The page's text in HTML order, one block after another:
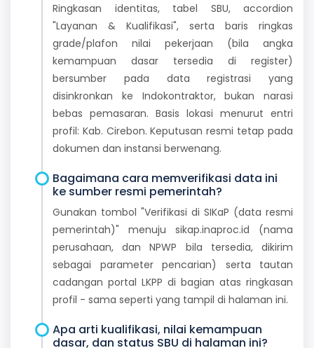
Ringkasan identitas, tabel SBU, accordion
"Layanan & Kualifikasi", serta baris ringkas
grade/plafon nilai pekerjaan (bila angka
kemampuan dasar tersedia di register)
bersumber pada data registrasi yang
disinkronkan ke Indokontraktor, bukan narasi
bebas pemasaran. Basis lokasi menurut entri
profil: Kab. Cirebon. Keputusan resmi tetap pada
dokumen dan instansi berwenang.
Bagaimana cara memverifikasi data ini
ke sumber resmi pemerintah?
Gunakan tombol "Verifikasi di SIKaP (data resmi
pemerintah)" menuju sikap.inaproc.id (nama
perusahaan, dan NPWP bila tersedia, dikirim
sebagai parameter pencarian) serta tautan
cadangan portal LKPP di bagian atas ringkasan
profil - sama seperti yang tampil di halaman ini.
Apa arti kualifikasi, nilai kemampuan
dasar, dan status SBU di halaman ini?